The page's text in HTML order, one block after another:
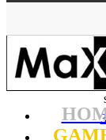
vidéo :
-